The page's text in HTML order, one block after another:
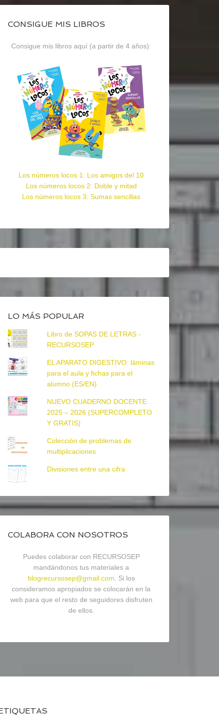
CONSIGUE MIS LIBROS
Consigue mis libros aquí (a partir de 4 años):
Los números locos 1: Los amigos del 10
Los números locos 2: Doble y mitad
Los números locos 3: Sumas sencillas
LO MÁS POPULAR
Libro de SOPAS DE LETRAS -
RECURSOSEP
EL APARATO DIGESTIVO: láminas
para el aula y fichas para el
alumno (ES/EN)
NUEVO CUADERNO DOCENTE
2025 – 2026 (SUPERCOMPLETO
Y GRATIS)
Colección de problemas de
multiplicaciones
Divisiones entre una cifra
COLABORA CON NOSOTROS
Puedes colaborar con RECURSOSEP
mandándonos tus materiales a
blogrecursosep@gmail.com . Si los
consideramos apropiados se colocarán en la
web para que el resto de seguidores disfruten
de ellos.